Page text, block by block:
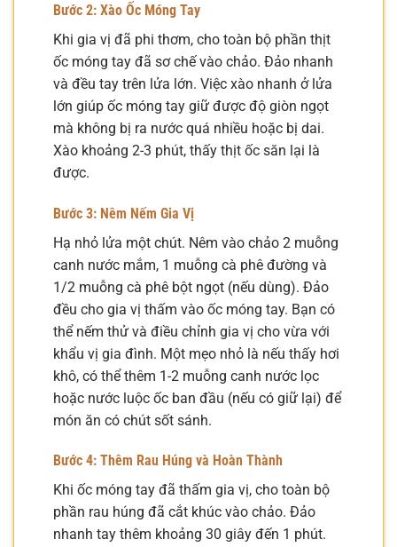
Bước 2: Xào Ốc Móng Tay
Khi gia vị đã phi thơm, cho toàn bộ phần thịt
ốc móng tay đã sơ chế vào chảo. Đảo nhanh
và đều tay trên lửa lớn. Việc xào nhanh ở lửa
lớn giúp ốc móng tay giữ được độ giòn ngọt
mà không bị ra nước quá nhiều hoặc bị dai.
Xào khoảng 2-3 phút, thấy thịt ốc săn lại là
được.
Bước 3: Nêm Nếm Gia Vị
Hạ nhỏ lửa một chút. Nêm vào chảo 2 muỗng
canh nước mắm, 1 muỗng cà phê đường và
1/2 muỗng cà phê bột ngọt (nếu dùng). Đảo
đều cho gia vị thấm vào ốc móng tay. Bạn có
thể nếm thử và điều chỉnh gia vị cho vừa với
khẩu vị gia đình. Một mẹo nhỏ là nếu thấy hơi
khô, có thể thêm 1-2 muỗng canh nước lọc
hoặc nước luộc ốc ban đầu (nếu có giữ lại) để
món ăn có chút sốt sánh.
Bước 4: Thêm Rau Húng và Hoàn Thành
Khi ốc móng tay đã thấm gia vị, cho toàn bộ
phần rau húng đã cắt khúc vào chảo. Đảo
nhanh tay thêm khoảng 30 giây đến 1 phút.